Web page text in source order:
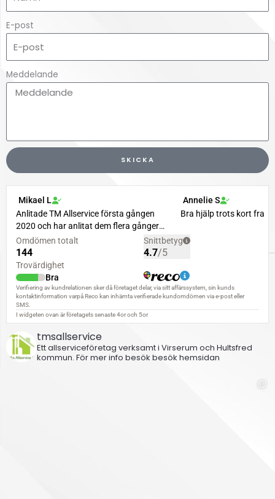
E-post
Meddelande
SKICKA
tmsallservice
Ett allserviceföretag verksamt i Virserum och Hultsfred
kommun. För mer info besök besök hemsidan